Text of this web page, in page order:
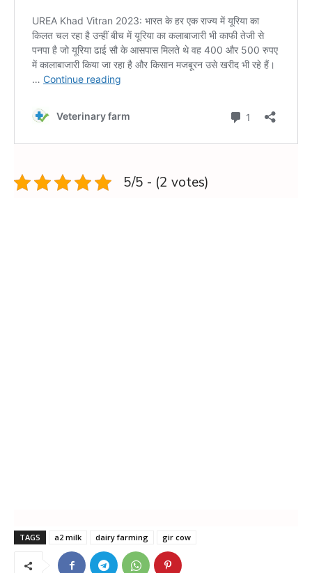
5/5 - (2 votes)
TAGS a2 milk dairy farming gir cow